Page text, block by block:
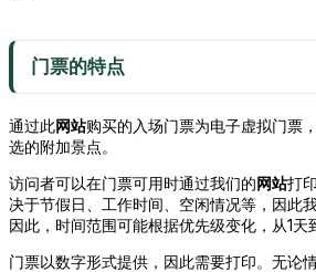
门票的特点
通过此网站购买的入场门票为电子虚拟门票
选的附加景点。
访问者可以在门票可用时通过我们的网站打
决于节假日、工作时间、空闲情况等，因此
因此，时间范围可能根据优先级变化，从1天
门票以数字形式提供，因此需要打印。无论